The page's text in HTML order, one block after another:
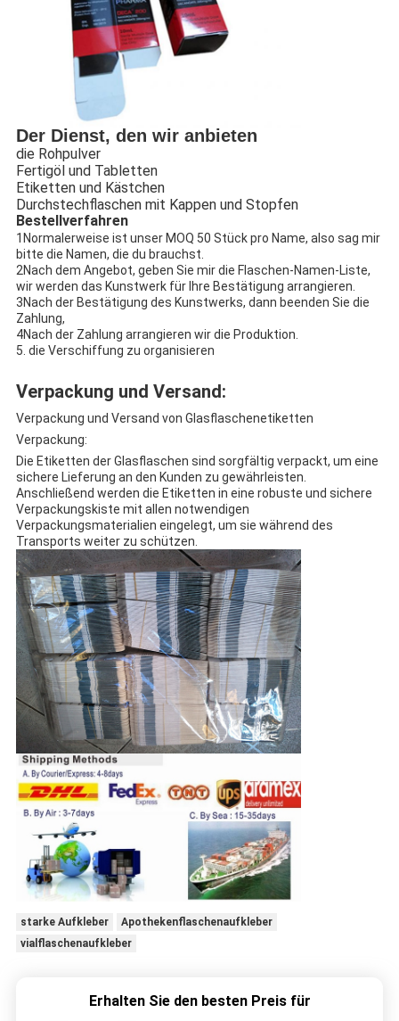
Der Dienst, den wir anbieten
die Rohpulver
Fertigöl und Tabletten
Etiketten und Kästchen
Durchstechflaschen mit Kappen und Stopfen
Bestellverfahren
1Normalerweise ist unser MOQ 50 Stück pro Name, also sag mir
bitte die Namen, die du brauchst.
2Nach dem Angebot, geben Sie mir die Flaschen-Namen-Liste,
wir werden das Kunstwerk für Ihre Bestätigung arrangieren.
3Nach der Bestätigung des Kunstwerks, dann beenden Sie die
Zahlung,
4Nach der Zahlung arrangieren wir die Produktion.
5. die Verschiffung zu organisieren
Verpackung und Versand:
Verpackung und Versand von Glasflaschenetiketten
Verpackung:
Die Etiketten der Glasflaschen sind sorgfältig verpackt, um eine
sichere Lieferung an den Kunden zu gewährleisten.
Anschließend werden die Etiketten in eine robuste und sichere
Verpackungskiste mit allen notwendigen
Verpackungsmaterialien eingelegt, um sie während des
Transports weiter zu schützen.
starke Aufkleber
Apothekenflaschenaufkleber
vialflaschenaufkleber
Erhalten Sie den besten Preis für